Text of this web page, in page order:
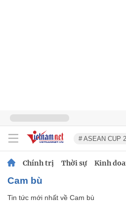
# ASEAN CUP
Chính trị Thời sự Kinh
Cam bù
Tin tức mới nhất về Cam bù